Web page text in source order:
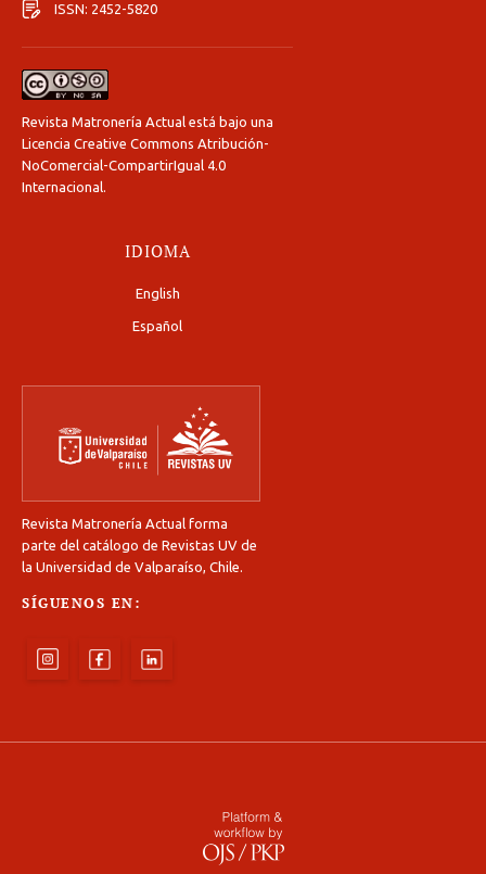
ISSN: 2452-5820
Revista Matronería Actual está bajo una
Licencia Creative Commons Atribución-
NoComercial-CompartirIgual 4.0
Internacional.
IDIOMA
English
Español
Revista Matronería Actual forma
parte del catálogo de Revistas UV de
la Universidad de Valparaíso, Chile.
SÍGUENOS EN: